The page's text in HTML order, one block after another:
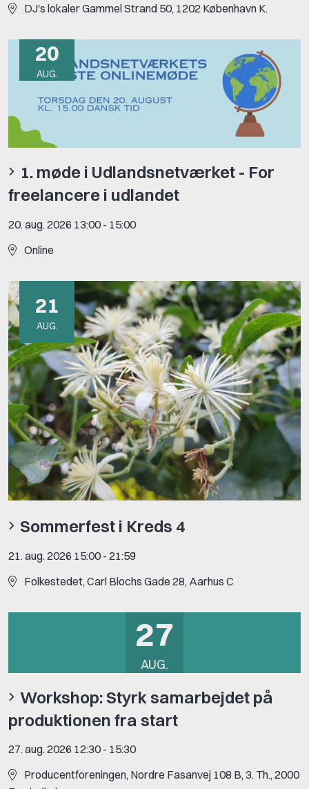
DJ's lokaler Gammel Strand 50, 1202 København K.
20
AUG.
1. møde i Udlandsnetværket - For
freelancere i udlandet
20. aug. 2026 13:00 - 15:00
Online
21
AUG.
Sommerfest i Kreds 4
21. aug. 2026 15:00 - 21:59
Folkestedet, Carl Blochs Gade 28, Aarhus C
27
AUG.
Workshop: Styrk samarbejdet på
produktionen fra start
27. aug. 2026 12:30 - 15:30
Producentforeningen, Nordre Fasanvej 108 B, 3. Th., 2000